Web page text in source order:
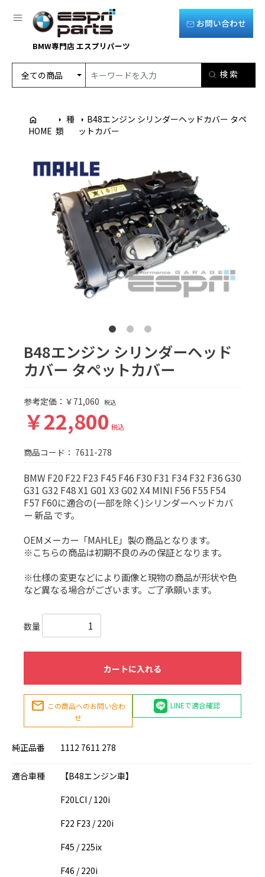
BMW専門店 エスプリパーツ
お問い合わせ
home
HOME
arrow_right 種
類
arrow_right B48エンジン シリンダーヘッドカバー タペ
ットカバー
B48エンジン シリンダーヘッド
カバー タペットカバー
参考定価：￥71,060 税込
￥22,800 税込
商品コード： 7611-278
BMW F20 F22 F23 F45 F46 F30 F31 F34 F32 F36 G30
G31 G32 F48 X1 G01 X3 G02 X4 MINI F56 F55 F54
F57 F60に適合の(一部を除く)シリンダーヘッドカバ
ー 新品 です。
OEMメーカー「MAHLE」製の商品となります。
※こちらの商品は初期不良のみの保証となります。
※仕様の変更などにより画像と現物の商品が形状や色
など異なる場合がございます。ご了承願います。
数量
カートに入れる
mail この商品へのお問い合わ
せ
LINEで適合確認
純正品番 1112 7611 278
適合車種
【B48エンジン車】
F20LCI / 120i
F22 F23 / 220i
F45 / 225ix
F46 / 220i